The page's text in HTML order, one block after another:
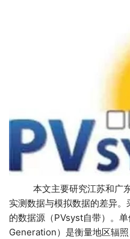
本文主要研究江苏和广东
实测数据与模拟数据的差异
的数据源（PVsyst自带）。
Generation）是衡量地区辐